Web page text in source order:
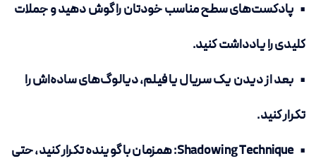
• پادکست‌های سطح مناسب خودتان را گوش دهید و جملات
کلیدی را یادداشت کنید.
• بعد از دیدن یک سریال یا فیلم، دیالوگ‌های ساده‌اش را
تکرار کنید.
• Shadowing Technique: همزمان با گوینده تکرار کنید، حتی